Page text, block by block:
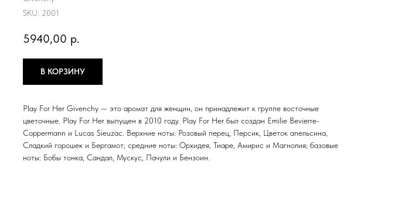
SKU: 2001
5940,00 р.
В КОРЗИНУ
Play For Her Givenchy — это аромат для женщин, он принадлежит к группе восточные
цветочные. Play For Her выпущен в 2010 году. Play For Her был создан Emilie Bevierre-
Coppermann и Lucas Sieuzac. Верхние ноты: Розовый перец, Персик, Цветок апельсина,
Сладкий горошек и Бергамот; средние ноты: Орхидея, Тиаре, Амирис и Магнолия; базовые
ноты: Бобы тонка, Сандал, Мускус, Пачули и Бензоин.